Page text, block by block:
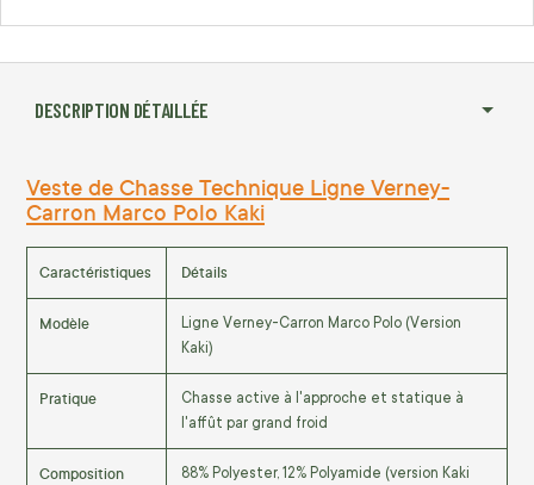
DESCRIPTION DÉTAILLÉE
Veste de Chasse Technique Ligne Verney-
Carron Marco Polo Kaki
Caractéristiques Détails
Modèle
Ligne Verney-Carron Marco Polo (Version
Kaki)
Pratique
Chasse active à l'approche et statique à
l'affût par grand froid
Composition
88% Polyester, 12% Polyamide (version Kaki